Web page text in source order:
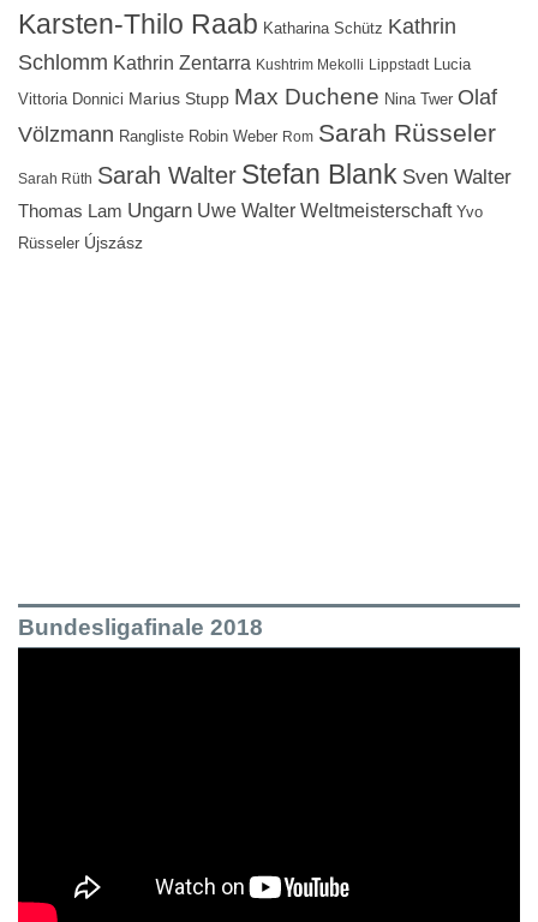
Karsten-Thilo Raab Katharina Schütz Kathrin
Schlomm Kathrin Zentarra Kushtrim Mekolli Lippstadt Lucia
Vittoria Donnici Marius Stupp Max Duchene Nina Twer Olaf
Völzmann Rangliste Robin Weber Rom Sarah Rüsseler
Sarah Rüth Sarah Walter Stefan Blank Sven Walter
Thomas Lam Ungarn Uwe Walter Weltmeisterschaft Yvo
Rüsseler Újszász
Bundesligafinale 2018